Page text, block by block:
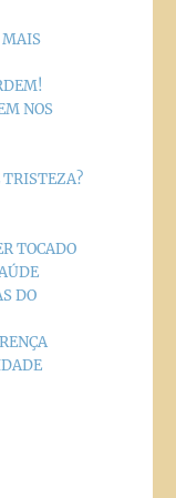
MAIS
NOS
TRISTEZA?
TOCADO
DO